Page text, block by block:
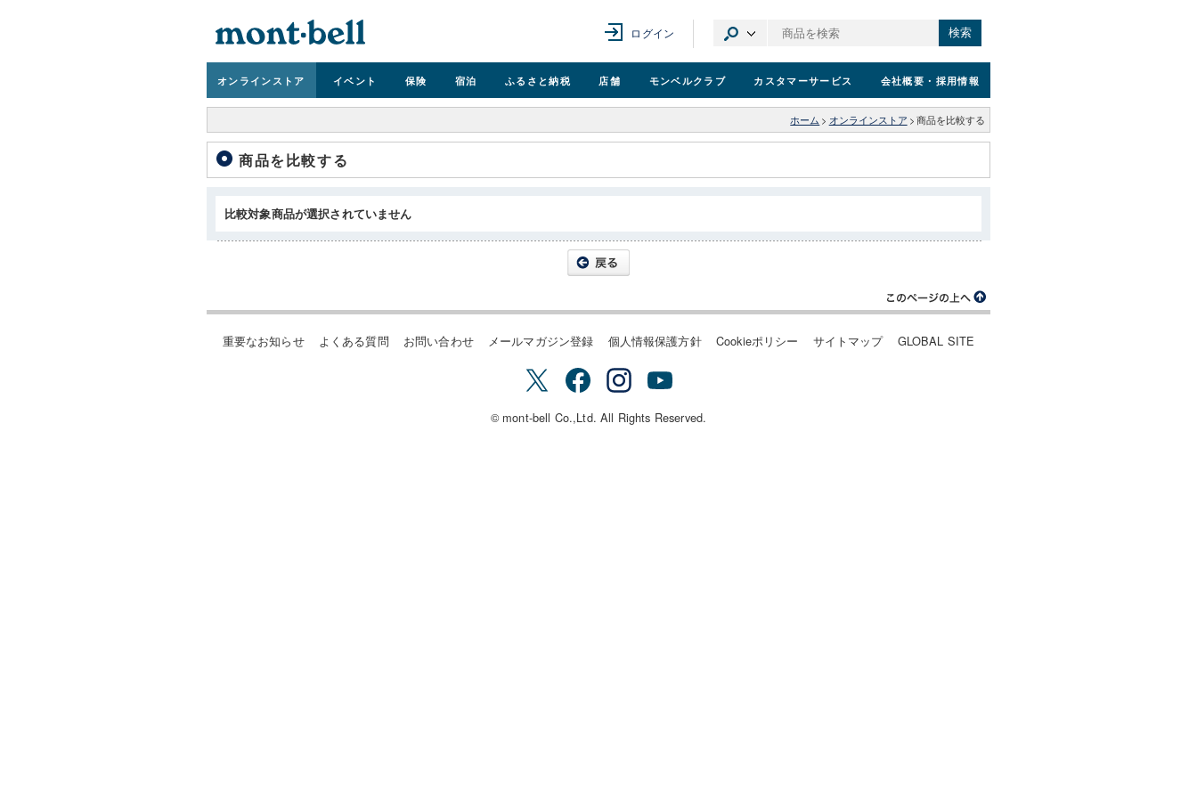
ログイン 検索
オンラインストア イベント 保険 宿泊 ふるさと納税 店舗 モンベルクラブ カスタマーサービス 会社概要 ・採用情報
ホーム > オンラインストア > 商品を比較する
商品を比較する
比較対象商品が選択されていません
重要なお知らせ よくある質問 お問い合わせ メールマガジン登録 個人情報保護方針 Cookieポリシー サイトマップ GLOBAL SITE
© mont-bell Co.,Ltd. All Rights Reserved.